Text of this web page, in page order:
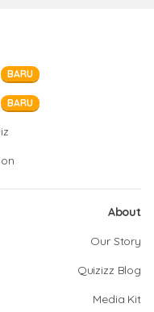
BARU
BARU
About
Our Story
Quizizz Blog
Media Kit